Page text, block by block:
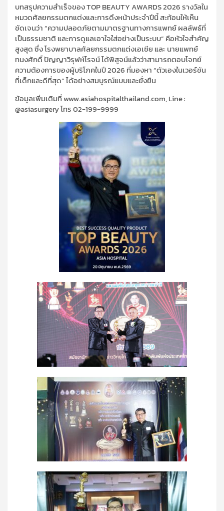
​บทสรุปความสำเร็จของ TOP BEAUTY AWARDS 2026 รางวัลใน
หมวดศัลยกรรมตกแต่งและการดึงหน้าประจำปีนี้ สะท้อนให้เห็น
ชัดเจนว่า “ความปลอดภัยตามมาตรฐานทางการแพทย์ ผลลัพธ์ที่
เป็นธรรมชาติ และการดูแลเอาใจใส่อย่างเป็นระบบ” คือหัวใจสำคัญ
สูงสุด ซึ่ง โรงพยาบาลศัลยกรรมตกแต่งเอเซีย และ นายแพทย์
ทนงศักดิ์ ปัญญาวิรุฬห์โรจน์ ได้พิสูจน์แล้วว่าสามารถตอบโจทย์
ความต้องการของผู้บริโภคในปี 2026 ที่มองหา “ตัวเองในเวอร์ชัน
ที่เด็กและดีที่สุด” ได้อย่างสมบูรณ์แบบและยั่งยืน
ข้อมูลเพิ่มเติมที่ www.asiahospitalthailand.com, Line :
@asiasurgery โทร 02-199-9999